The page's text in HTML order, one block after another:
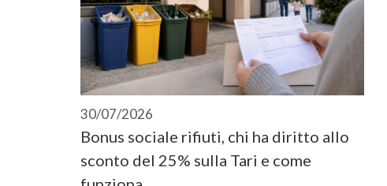
30/07/2026
Bonus sociale rifiuti, chi ha diritto allo
sconto del 25% sulla Tari e come